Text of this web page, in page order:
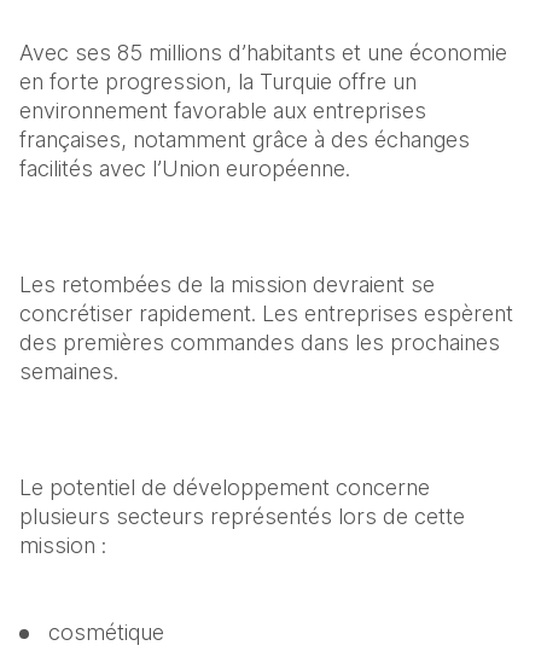
Avec ses 85 millions d’habitants et une économie
en forte progression, la Turquie offre un
environnement favorable aux entreprises
françaises, notamment grâce à des échanges
facilités avec l’Union européenne.
Les retombées de la mission devraient se
concrétiser rapidement. Les entreprises espèrent
des premières commandes dans les prochaines
semaines.
Le potentiel de développement concerne
plusieurs secteurs représentés lors de cette
mission :
cosmétique